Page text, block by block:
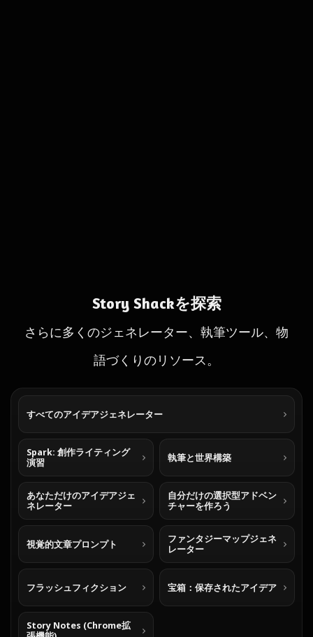
Story Shackを探索
さらに多くのジェネレーター、執筆ツール、物
語づくりのリソース。
すべてのアイデアジェネレーター
Spark: 創作ライティング
演習
執筆と世界構築
あなただけのアイデアジェ
ネレーター
自分だけの選択型アドベン
チャーを作ろう
視覚的文章プロンプト
ファンタジーマップジェネ
レーター
フラッシュフィクション 宝箱：保存されたアイデア
Story Notes (Chrome拡